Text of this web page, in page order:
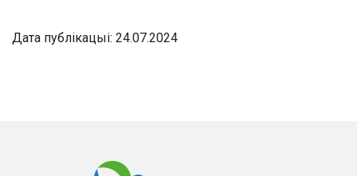
Дата публікацыі: 24.07.2024